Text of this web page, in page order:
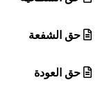
حق الشفعة
حق العودة